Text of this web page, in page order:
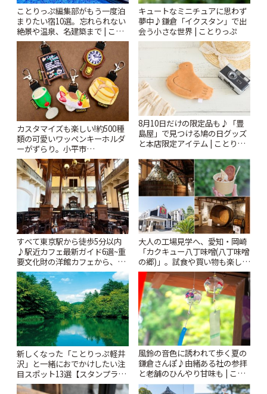
ことりっぷ編集部がもう一度泊
まりたい宿10選。忘れられない
絶景や温泉、名建築まで | こと
りっぷ
キュートなミニチュアに思わず
夢中♪鎌倉「イクスタン」で出
会う小さな世界 | ことりっぷ
カスタマイズも楽しい!約500種
類の可愛いワッペンキーホルダ
ーがずらり。小平市
「Kimamaya T&K」 | ことりっ
ぷ
8月10日だけの限定品も♪「豊
島屋」で見つける鳩の日グッズ
と本店限定アイテム | ことりっ
すべて東京駅から徒歩5分以内
♪駅近カフェ最新ガイド6選~重
要文化財の洋館カフェから、改
札すぐのレトロ喫茶まで~ | こと
りっぷ
大人の工場見学へ、愛知・岡崎
「カクキュー八丁味噌(八丁味噌
の郷)」。試食や買い物も楽しみ
♪ | ことりっぷ
新しくなった「ことりっぷ軽井
沢」と一緒におでかけしたい注
目スポット13選【スタンプラリ
ー開催中】 | ことりっぷ
風鈴の音色に誘われて歩く夏の
鎌倉さんぽ♪由緒ある社の参拝
と老舗のひんやり甘味も | こと
りっぷ